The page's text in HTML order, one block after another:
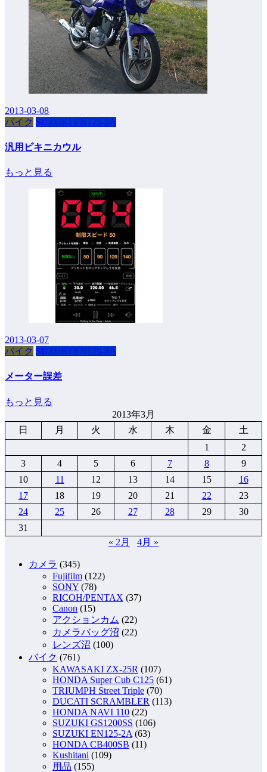
2013-03-08
バイク SUZUKI EN125-2A
汎用ビキニカウル
もっと見る
2013-03-07
バイク SUZUKI EN125-2A
メーター誤差
もっと見る
2013年3月
日
月 火 水 木 金
土
1
2
3
4 5 6 7 8
9
10
11 12 13 14 15
16
17
18 19 20 21 22
23
24
25 26 27 28 29
30
31
« 2月
4月 »
カメラ (345)
Fujifilm (122)
SONY (78)
RICOH/PENTAX (37)
Canon (15)
アクションカム (22)
カメラバッグ沼 (22)
レンズ沼 (100)
バイク (761)
KAWASAKI ZX-25R (107)
HONDA Super Cub C125 (61)
TRIUMPH Street Triple (70)
DUCATI SCRAMBLER (113)
HONDA NAVI 110 (22)
SUZUKI GS1200SS (106)
SUZUKI EN125-2A (63)
HONDA CB400SB (11)
Kushitani (109)
用品 (155)